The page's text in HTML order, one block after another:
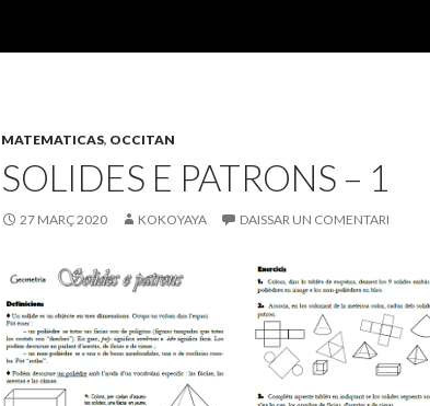
MATEMATICAS, OCCITAN
SOLIDES E PATRONS – 1
27 MARÇ 2020 KOKOYAYA DAISSAR UN COMENTARI